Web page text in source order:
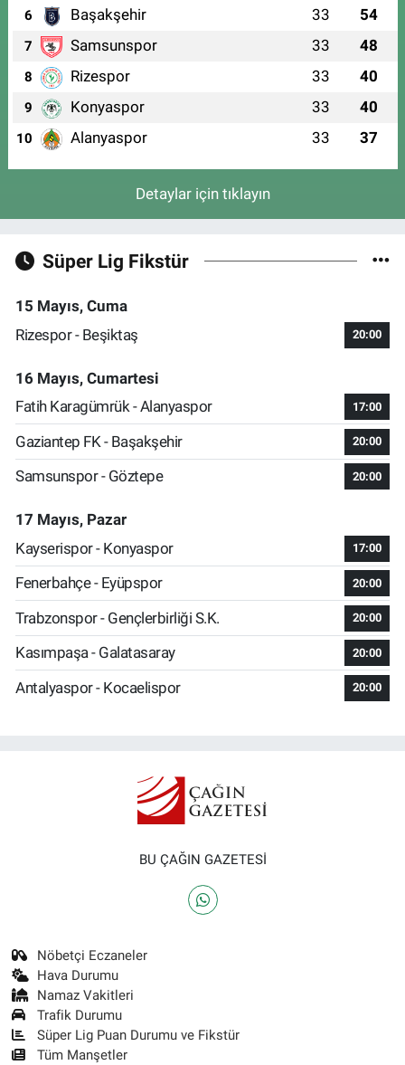
6 Başakşehir 33 54
7 Samsunspor 33 48
8 Rizespor 33 40
9 Konyaspor 33 40
10 Alanyaspor 33 37
Detaylar için tıklayın
Süper Lig Fikstür
15 Mayıs, Cuma
Rizespor - Beşiktaş
20:00
16 Mayıs, Cumartesi
Fatih Karagümrük - Alanyaspor
17:00
Gaziantep FK - Başakşehir 20:00
Samsunspor - Göztepe 20:00
17 Mayıs, Pazar
Kayserispor - Konyaspor
17:00
Fenerbahçe - Eyüpspor 20:00
Trabzonspor - Gençlerbirliği S.K. 20:00
Kasımpaşa - Galatasaray 20:00
Antalyaspor - Kocaelispor 20:00
BU ÇAĞIN GAZETESİ
Nöbetçi Eczaneler
Hava Durumu
Namaz Vakitleri
Trafik Durumu
Süper Lig Puan Durumu ve Fikstür
Tüm Manşetler